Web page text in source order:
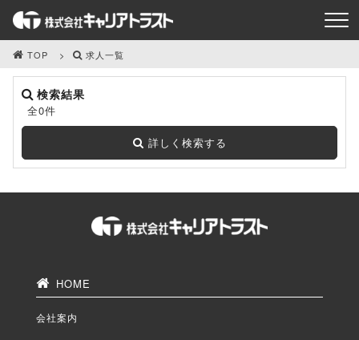
TOP 求人一覧
検索結果
全0件
詳しく検索する
HOME
会社案内